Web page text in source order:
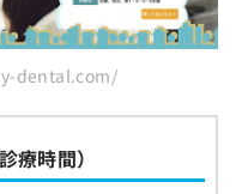
dental.com/
療時間）